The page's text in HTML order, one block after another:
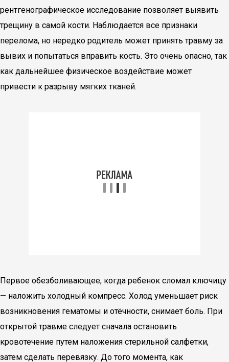
рентгенографическое исследование позволяет выявить
трещину в самой кости. Наблюдается все признаки
перелома, но нередко родитель может принять травму за
вывих и попытаться вправить кость. Это очень опасно, так
как дальнейшее физическое воздействие может
привести к разрыву мягких тканей.
Первое обезболивающее, когда ребенок сломал ключицу
— наложить холодный компресс. Холод уменьшает риск
возникновения гематомы и отёчности, снимает боль. При
открытой травме следует сначала остановить
кровотечение путем наложения стерильной салфетки,
затем сделать перевязку. До того момента, как